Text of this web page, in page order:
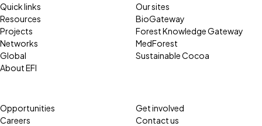
Quick links
Resources
Projects
Networks
Global
About EFI
Our sites
BioGateway
Forest Knowledge Gateway
MedForest
Sustainable Cocoa
Opportunities
Careers
Get involved
Contact us